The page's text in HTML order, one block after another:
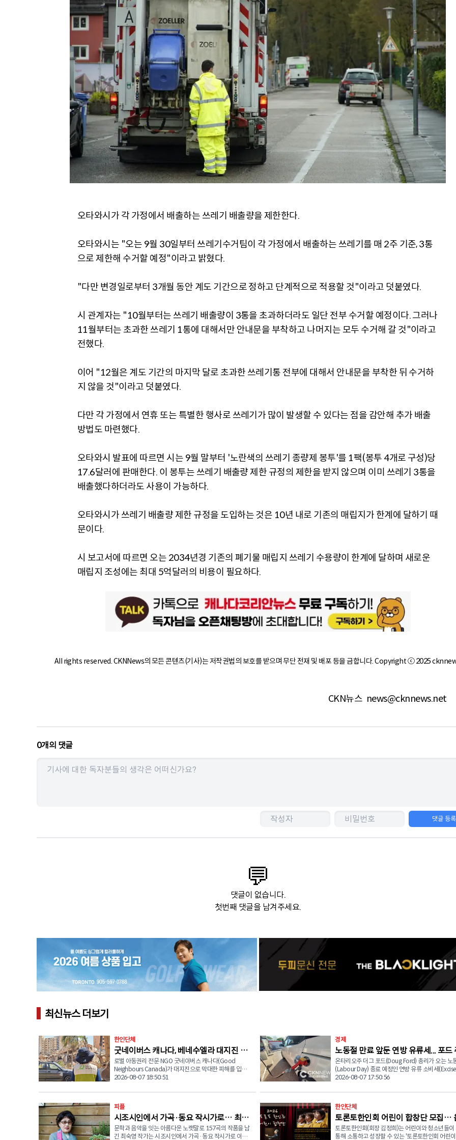
오타와시가 각 가정에서 배출하는 쓰레기 배출량을 제한한다.
오타와시는 "오는 9월 30일부터 쓰레기수거팀이 각 가정에서 배출하는 쓰레기를 매 2주 기준, 3통
으로 제한해 수거할 예정"이라고 밝혔다.
"다만 변경일로부터 3개월 동안 계도 기간으로 정하고 단계적으로 적용할 것"이라고 덧붙였다.
시 관계자는 "10월부터는 쓰레기 배출량이 3통을 초과하더라도 일단 전부 수거할 예정이다. 그러나
11월부터는 초과한 쓰레기 1통에 대해서만 안내문을 부착하고 나머지는 모두 수거해 갈 것"이라고
전했다.
이어 "12월은 계도 기간의 마지막 달로 초과한 쓰레기통 전부에 대해서 안내문을 부착한 뒤 수거하
지 않을 것"이라고 덧붙였다.
다만 각 가정에서 연휴 또는 특별한 행사로 쓰레기가 많이 발생할 수 있다는 점을 감안해 추가 배출
방법도 마련했다.
오타와시 발표에 따르면 시는 9월 말부터 '노란색의 쓰레기 종량제 봉투'를 1팩(봉투 4개로 구성)당
17.6달러에 판매한다. 이 봉투는 쓰레기 배출량 제한 규정의 제한을 받지 않으며 이미 쓰레기 3통을
배출했다하더라도 사용이 가능하다.
오타와시가 쓰레기 배출량 제한 규정을 도입하는 것은 10년 내로 기존의 매립지가 한계에 달하기 때
문이다.
시 보고서에 따르면 오는 2034년경 기존의 폐기물 매립지 쓰레기 수용량이 한계에 달하며 새로운
매립지 조성에는 최대 5억달러의 비용이 필요하다.
All rights reserved. CKNNews의 모든 콘텐츠(기사)는 저작권법의 보호를 받으며 무단 전재 및 배포 등을 금합니다. Copyright ⓒ 2025
CKN뉴스 news@cknnews.net
0개의 댓글
댓글 등록
💬
댓글이 없습니다.
첫번째 댓글을 남겨주세요.
최신뉴스 더보기
한인단체
굿네이버스 캐나다, 베네수엘라 대지진 피
해 지역 긴급구호품 전달
로벌 아동권리 전문 NGO 굿네이버스 캐나다(Good
Neighbours Canada)가 대지진으로 막대한 피해를 입은
베네수엘라 현장에서 이재민 1만 1,931가구를 대상으로 긴
이 107곳의 임시 대피소에 머물고 있으며 긴급 물품 지원
외에도 심리사회적 안정 지원 프로그램을 위한 강사 양성
교육을 자원봉사자들과 함께 진행중에 있다. 굿네이버스는
유엔 인도주의업무조정국(UNOCHA)이 주관하는 클러스터
회의에 참석해 국제기구 및 현지 기관과 협력 방안을 논의
중이다. 또한 나이과타(Naiguatá) 및 성 프란시스코 데 아
2026-08-07 18:50:51
경제
노동절 만료 앞둔 연방 유류세... 포드
리 "내년까지 연장하라"
온타리오주 더그 포드(Doug Ford) 총리가 오는 노
(Labour Day) 종료 예정인 연방 유류 소비세
면제 조치를 연장해 달라고 마크 카니 캐나다 총리
서비스(SNS)에 공개한 서한에서 "연방정부가 시행
발유와 경유에 대한 소비세 면제 조치를 최소 2027
일까지 연장하거나 아예 영구화해야 한다"고 촉구했
드 총리는 "오는 9월 7일 노동절에 종료 예정인 이
생활비 상승과 미국의 관세 정책으로 인한 경제적
속에서 어려움을 겪는 국민들에게 꼭 필요한 지원"
2026-08-07 17:50:56
피플
시조시인에서 가곡·동요 작시가로… 최숙
영 작가의 끝나지 않은 ‘노래’
문학과 음악을 잇는 아름다운 노랫말로 157곡의 작품을 남
긴 최숙영 작가는 시조시인에서 가곡·동요 작시가로 이어
한인단체
토론토한인회 어린이 합창단 모집…
으로 하나 되는 미래세대
토론토한인회(회장 김정희)는 어린이와 청소년들이
통해 소통하고 성장할 수 있는 '토론토한인회 어린